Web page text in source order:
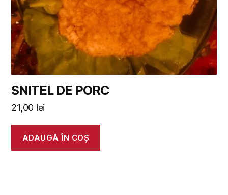
SNITEL DE PORC
21,00 lei
ADAUGĂ ÎN COȘ